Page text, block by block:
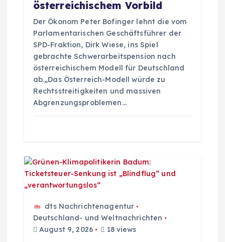
österreichischem Vorbild
Der Ökonom Peter Bofinger lehnt die vom
Parlamentarischen Geschäftsführer der
SPD-Fraktion, Dirk Wiese, ins Spiel
gebrachte Schwerarbeitspension nach
österreichischem Modell für Deutschland
ab.„Das Österreich-Modell würde zu
Rechtsstreitigkeiten und massiven
Abgrenzungsproblemen…
dts Nachrichtenagentur
Deutschland- und Weltnachrichten
August 9, 2026
18 views